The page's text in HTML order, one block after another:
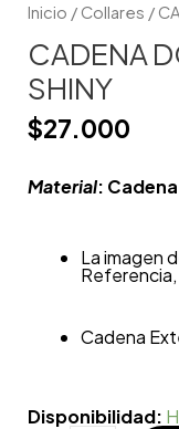
Inicio / Collares /
CADENA
SHINY
$27.000
Material:
La imagen
Cadena
Disponibilidad: